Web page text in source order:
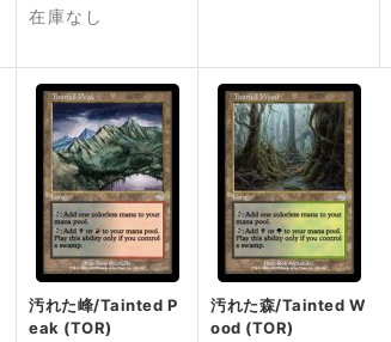
在庫なし
汚れた峰/Tainted P
eak (TOR)
汚れた森/Tainted W
ood (TOR)